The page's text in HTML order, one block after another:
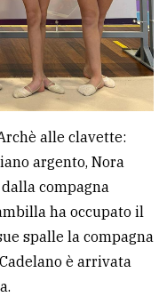
alle clavette:
argento, Nora
compagna
ha occupato il
spalle la compagna
è arrivata